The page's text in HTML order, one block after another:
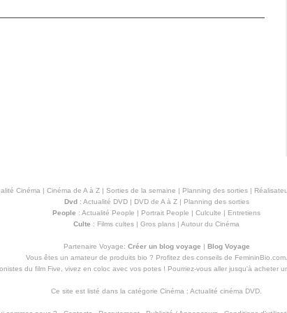
Cinéma | Cinéma de A à Z| Sorties de la semaine | Planning des sorties|
Dvd: Actualité DVD| DVD de A à Z| Planning des sorties
People : Actualité People | Portrait People | Culculte | Entretiens
Culte : Films cultes | Gros plans | Autour du Cinéma
Partenaire Voyage: Créer un blog voyage | Blog Voyage
Vous êtes un amateur de produits bio ? Profitez des conseils de FemininBio.com.
du film Five, vivez en coloc avec vos potes ! Pourriez-vous aller jusqu'à acheter
Ce site est listé dans la catégorie Cinéma : Actualité cinéma DVD